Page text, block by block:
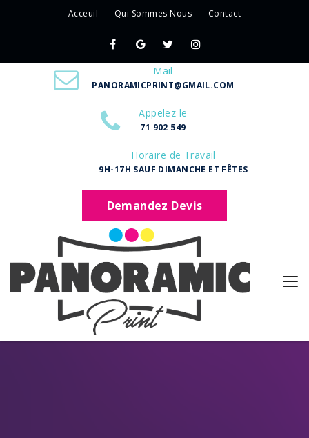
Acceuil Qui Sommes Nous Contact
Mail
PANORAMICPRINT@GMAIL.COM
Appelez le
71 902 549
Horaire de Travail
9H-17H SAUF DIMANCHE ET FÊTES
Demandez Devis